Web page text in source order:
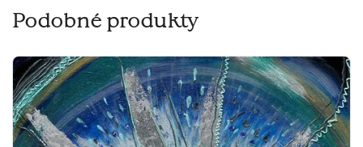
Podobné produkty